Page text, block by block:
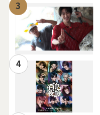
3
4